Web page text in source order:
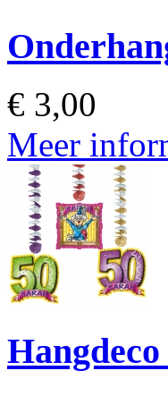
€ 3,00
Meer